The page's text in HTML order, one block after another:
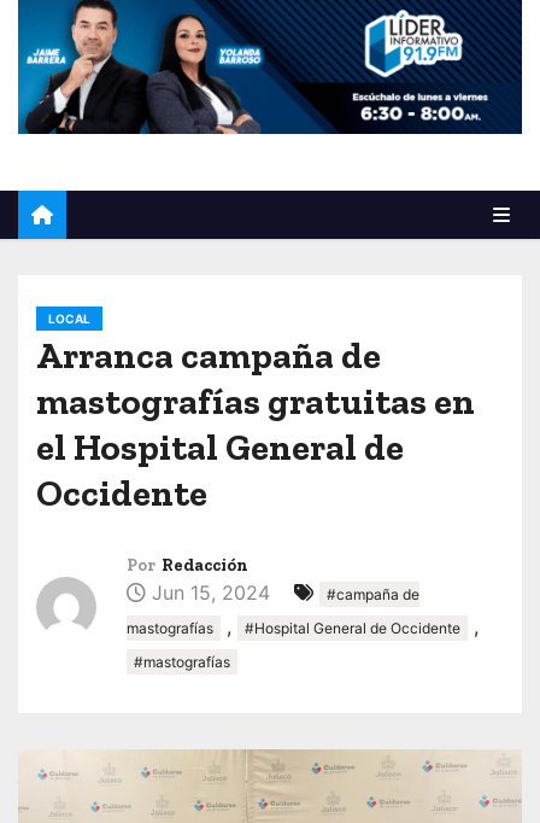
LOCAL
Arranca campaña de
mastografías gratuitas en
el Hospital General de
Occidente
Por Redacción
Jun 15, 2024
#campaña de
mastografías
, #Hospital General de Occidente ,
#mastografías